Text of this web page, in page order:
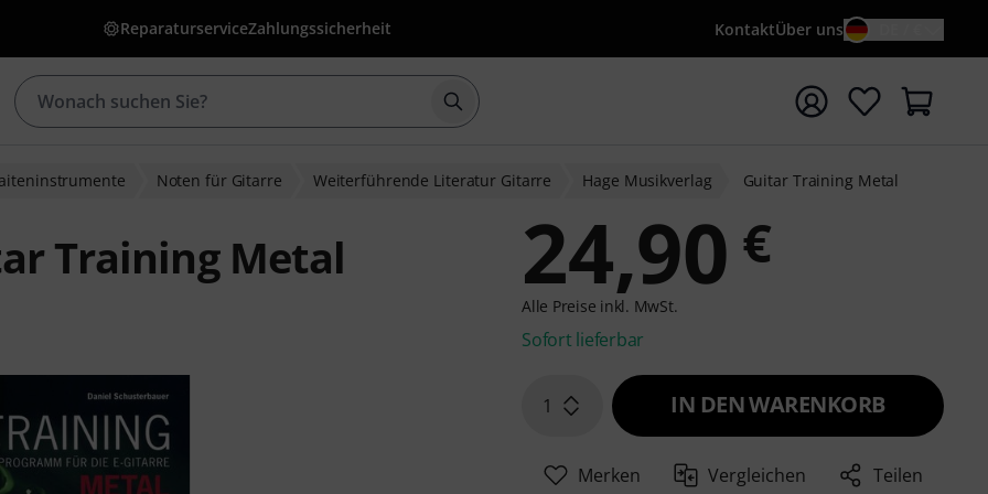
ReparaturserviceZahlungssicherheit KontaktÜber uns
Suche mit Suchwort {searchTerm} starten
Noten für Gitarre Weiterführende Literatur Gitarre Hage Musikverlag Guitar Training Metal
Training Metal 24,90 €
Alle Preise inkl. MwSt.
Sofort lieferbar
1 IN DEN WARENKORB
Merken Vergleichen Teilen